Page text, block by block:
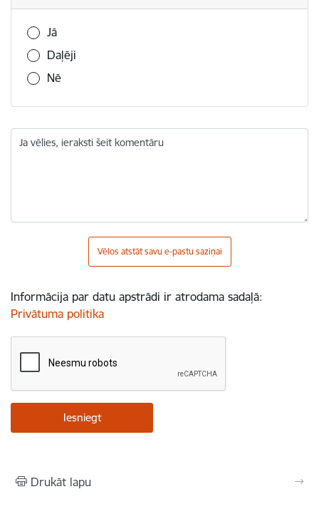
Vai šī informācija bija noderīga?
Jā
Daļēji
Nē
Ja vēlies, ieraksti šeit komentāru
Vēlos atstāt savu e-pastu saziņai
Informācija par datu apstrādi ir atrodama sadaļā:
Privātuma politika
Drukāt lapu